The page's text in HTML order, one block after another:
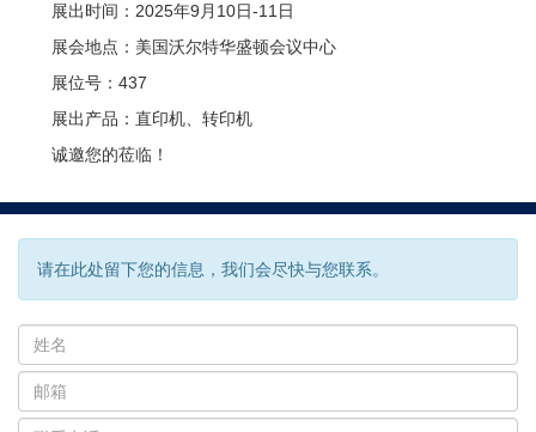
展出时间：2025年9月10日-11日
展会地点：美国沃尔特华盛顿会议中心
展位号：437
展出产品：直印机、转印机
诚邀您的莅临！
请在此处留下您的信息，我们会尽快与您联系。